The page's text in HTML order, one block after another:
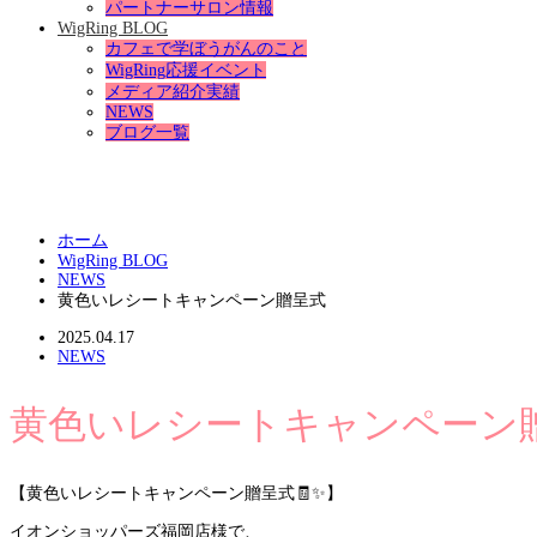
パートナーサロン情報
WigRing BLOG
カフェで学ぼうがんのこと
WigRing応援イベント
メディア紹介実績
NEWS
ブログ一覧
ホーム
WigRing BLOG
NEWS
黄色いレシートキャンペーン贈呈式
2025.04.17
NEWS
黄色いレシートキャンペーン
【黄色いレシートキャンペーン贈呈式🧾✨】
イオンショッパーズ福岡店様で、